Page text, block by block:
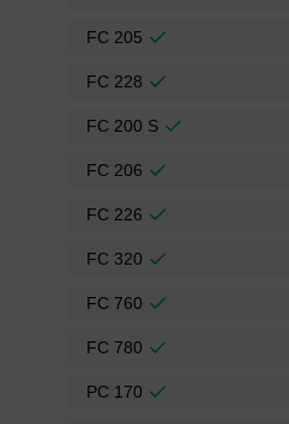
FC 205
FC 228
FC 200 S
FC 206
FC 226
FC 320
FC 760
FC 780
PC 170